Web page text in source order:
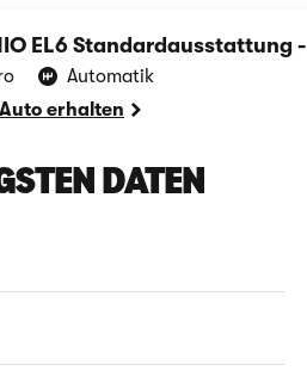
EL6 Standardausstattung
Automatik
erhalten
DATEN